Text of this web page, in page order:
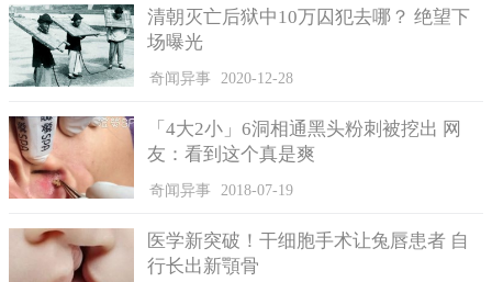
清朝灭亡后狱中10万囚犯去哪？ 绝望下
场曝光
奇闻异事 2020-12-28
「4大2小」6洞相通黑头粉刺被挖出 网
友：看到这个真是爽
奇闻异事 2018-07-19
医学新突破！干细胞手术让兔唇患者 自
行长出新顎骨